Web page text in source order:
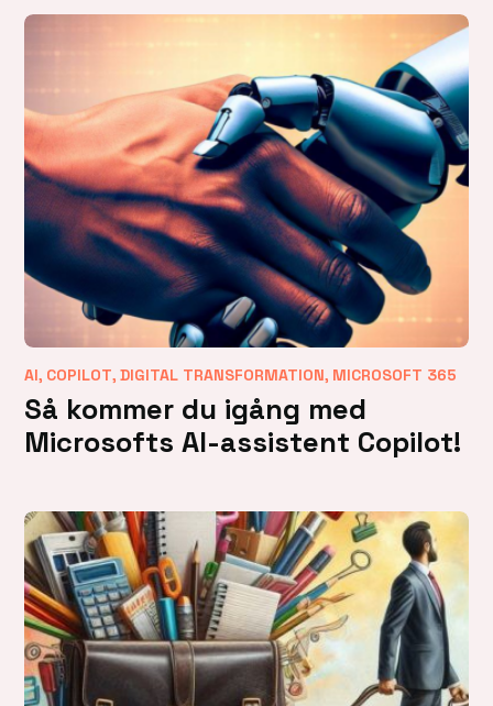
AI, COPILOT,DIGITAL TRANSFORMATION, MICROSOFT 365
Så kommer du igång med
Microsofts AI-assistent Copilot!